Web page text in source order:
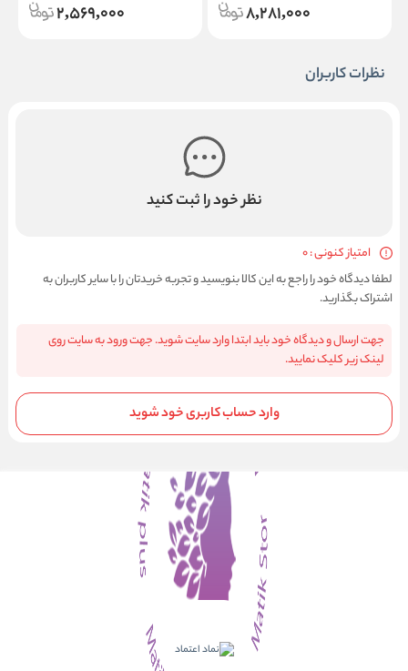
8,281,000
2,569,000
نظرات کاربران
نظر خود را ثبت کنید
امتیاز کنونی : 0
لطفا دیدگاه خود را راجع به این کالا بنویسید و تجربه خریدتان را با سایر کاربران به
اشتراک بگذارید.
جهت ارسال و دیدگاه خود باید ابتدا وارد سایت شوید. جهت ورود به سایت روی
لینک زیر کلیک نمایید.
وارد حساب کاربری خود شوید